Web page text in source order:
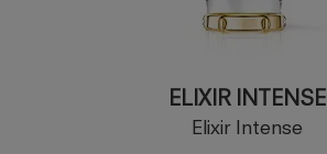
ELIXIR INTENSE
Elixir Intense